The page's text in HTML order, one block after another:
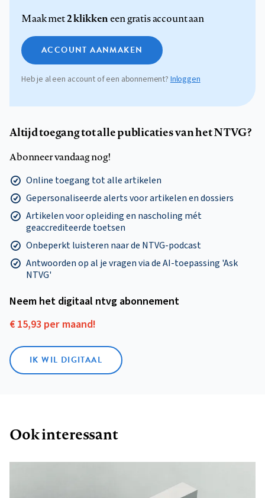
Maak met2 klikkeneen gratis account aan
ACCOUNT AANMAKEN
Heb je al een account of een abonnement? Inloggen
Altijd toegang tot alle publicaties van het NTVG?
Abonneer vandaag nog!
Online toegang tot alle artikelen
Gepersonaliseerde alerts voor artikelen en dossiers
Artikelen voor opleiding en nascholing mét
geaccrediteerde toetsen
Onbeperkt luisteren naar de NTVG-podcast
Antwoorden op al je vragen via de AI-toepassing 'Ask
NTVG'
Neem het digitaal ntvg abonnement
€ 15,93 per maand!
IK WIL DIGITAAL
Ook interessant